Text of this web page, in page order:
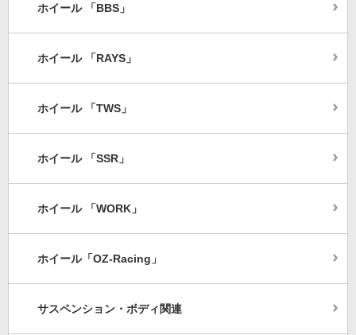
ホイール 「BBS」
ホイール 「RAYS」
ホイール 「TWS」
ホイール 「SSR」
ホイール 「WORK」
ホイール「OZ-Racing」
サスペンション・ボディ関連